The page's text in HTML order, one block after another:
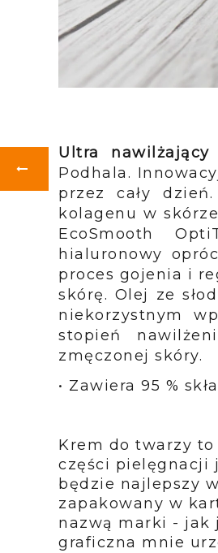
Ultra
Podhala.
przez cały
kolagenu w
EcoSmooth
hialuronowy
proces gojenia i
skórę. Olej ze
niekorzystnym
stopień
zmęczonej skóry.
• Zawiera 95 %
Krem do twarzy
części pielęgnacji
będzie najlepszy
zapakowany w
nazwą marki - jak
graficzna mnie